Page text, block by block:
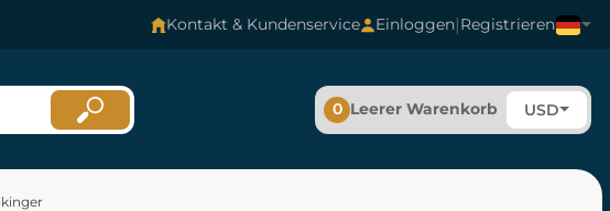
Kontakt & Kundenservice Einloggen|Registrieren
0 Leerer Warenkorb USD